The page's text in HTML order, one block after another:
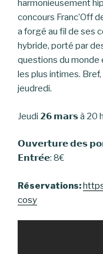
harmonieusement
concours Franc’Off
a forgé au fil de ses
hybride, porté par
questions du monde
les plus intimes.
jeudredi.
Jeudi 𝟮𝟲 𝗺𝗮𝗿𝘀 à 20
𝗢𝘂𝘃𝗲𝗿𝘁𝘂𝗿𝗲 𝗱𝗲𝘀
𝗘𝗻𝘁𝗿𝗲́𝗲: 8€
Réservations:
cosy